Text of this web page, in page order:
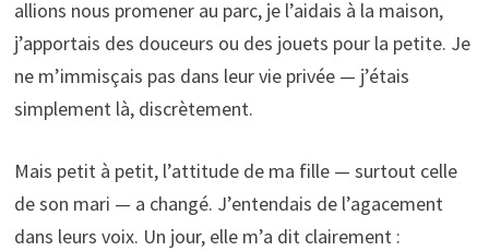
allions nous promener au parc, je l’aidais à la maison,
j’apportais des douceurs ou des jouets pour la petite. Je
ne m’immisçais pas dans leur vie privée — j’étais
simplement là, discrètement.
Mais petit à petit, l’attitude de ma fille — surtout celle
de son mari — a changé. J’entendais de l’agacement
dans leurs voix. Un jour, elle m’a dit clairement :